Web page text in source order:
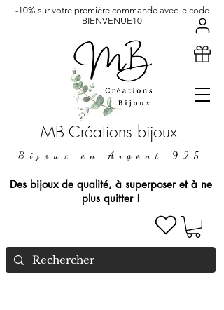
MB Créations bijoux
Bijoux en Argent 925
Des bijoux de qualité, à superposer et à ne
plus quitter !
-10% sur votre première commande avec le code
BIENVENUE10